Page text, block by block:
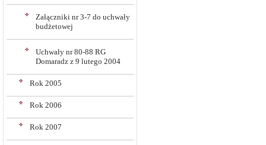
Załączniki nr 3-7 do uchwały
budżetowej
Uchwały nr 80-88 RG
Domaradz z 9 lutego 2004
Rok 2005
Rok 2006
Rok 2007